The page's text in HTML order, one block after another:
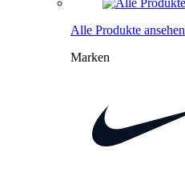
Alle Produkte ansehen
Marken